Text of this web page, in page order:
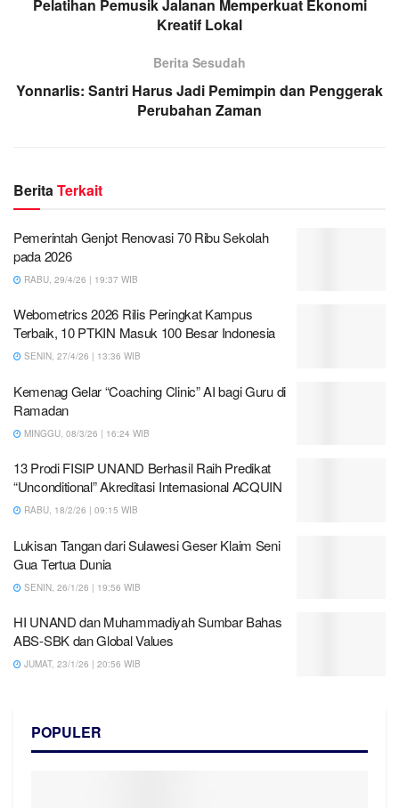
Pelatihan Pemusik Jalanan Memperkuat Ekonomi
Kreatif Lokal
Berita Sesudah
Yonnarlis: Santri Harus Jadi Pemimpin dan Penggerak
Perubahan Zaman
BeritaTerkait
Pemerintah Genjot Renovasi 70 Ribu Sekolah
pada 2026
RABU, 29/4/26 | 19:37 WIB
Webometrics 2026 Rilis Peringkat Kampus
Terbaik, 10 PTKIN Masuk 100 Besar Indonesia
SENIN, 27/4/26 | 13:36 WIB
Kemenag Gelar “Coaching Clinic” AI bagi Guru di
Ramadan
MINGGU, 08/3/26 | 16:24 WIB
13 Prodi FISIP UNAND Berhasil Raih Predikat
“Unconditional” Akreditasi Internasional ACQUIN
RABU, 18/2/26 | 09:15 WIB
Lukisan Tangan dari Sulawesi Geser Klaim Seni
Gua Tertua Dunia
SENIN, 26/1/26 | 19:56 WIB
HI UNAND dan Muhammadiyah Sumbar Bahas
ABS-SBK dan Global Values
JUMAT, 23/1/26 | 20:56 WIB
POPULER